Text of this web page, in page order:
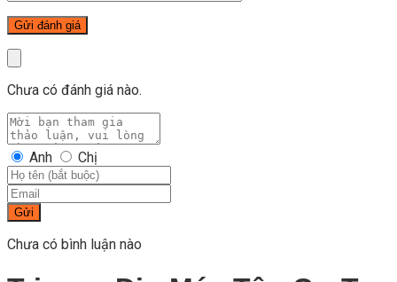
Chưa có đánh giá nào.
Anh Chị
Gửi
Chưa có bình luận nào